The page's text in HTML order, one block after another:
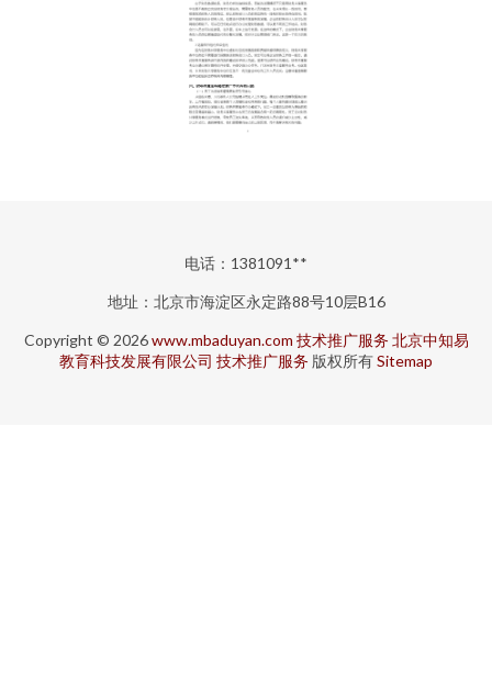
电话：1381091**
地址：北京市海淀区永定路88号10层B16
Copyright © 2026www.mbaduyan.com 技术推广服务 北京中知易
教育科技发展有限公司 技术推广服务 版权所有Sitemap